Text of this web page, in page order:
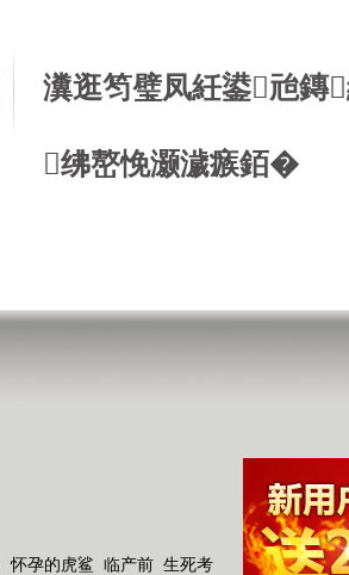
瀵逛笉璧凤紝鍙兘鏄
绋嶅悗灏濊瘯銆�
怀孕的虎鲨 临产前 生死考